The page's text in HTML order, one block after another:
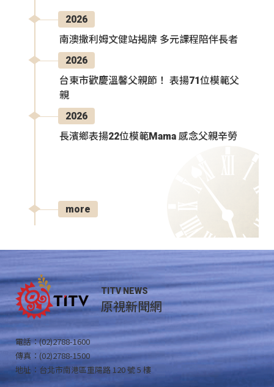
2026
南澳撒利姆文健站揭牌 多元課程陪伴長者
2026
台東市歡慶溫馨父親節！ 表揚71位模範父
親
2026
長濱鄉表揚22位模範Mama 感念父親辛勞
more
TITV NEWS
原視新聞網
電話：(02)2788-1600
傳真：(02)2788-1500
地址：台北市南港區重陽路 120 號 5 樓